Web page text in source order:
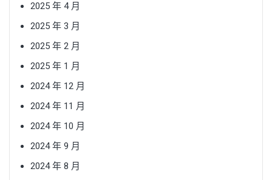
2025 年 4 月
2025 年 3 月
2025 年 2 月
2025 年 1 月
2024 年 12 月
2024 年 11 月
2024 年 10 月
2024 年 9 月
2024 年 8 月